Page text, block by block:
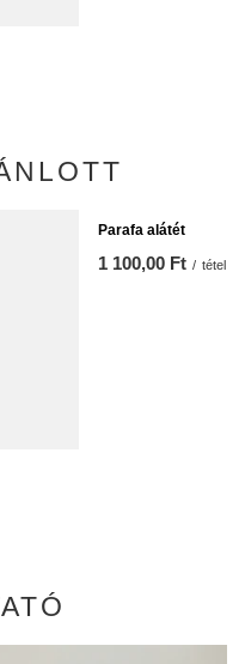
Parafa alátét
1 100,00 Ft / tétel